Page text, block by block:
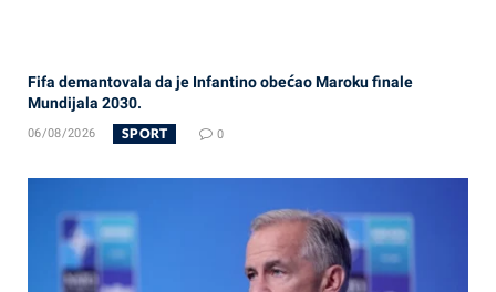
Fifa demantovala da je Infantino obećao Maroku finale
Mundijala 2030.
06/08/2026 SPORT 0